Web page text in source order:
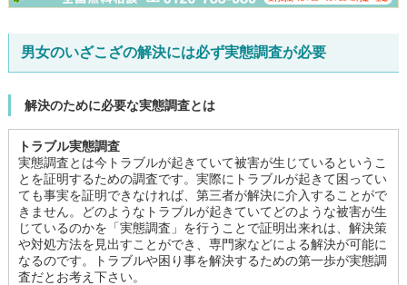
男女のいざこざの解決には必ず実態調査が必要
解決のために必要な実態調査とは
トラブル実態調査
実態調査とは今トラブルが起きていて被害が生じているというこ
とを証明するための調査です。実際にトラブルが起きて困ってい
ても事実を証明できなければ、第三者が解決に介入することがで
きません。どのようなトラブルが起きていてどのような被害が生
じているのかを「実態調査」を行うことで証明出来れは、解決策
や対処方法を見出すことができ、専門家などによる解決が可能に
なるのです。トラブルや困り事を解決するための第一歩が実態調
査だとお考え下さい。